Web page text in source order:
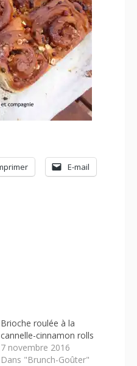
E-mail
Brioche roulée à la
cannelle-cinnamon rolls
7 novembre 2016
Dans "Brunch-Goûter"